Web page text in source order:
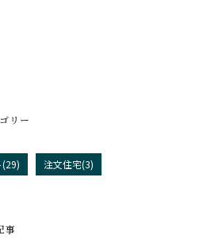
リー
(29) 注文住宅(3)
事